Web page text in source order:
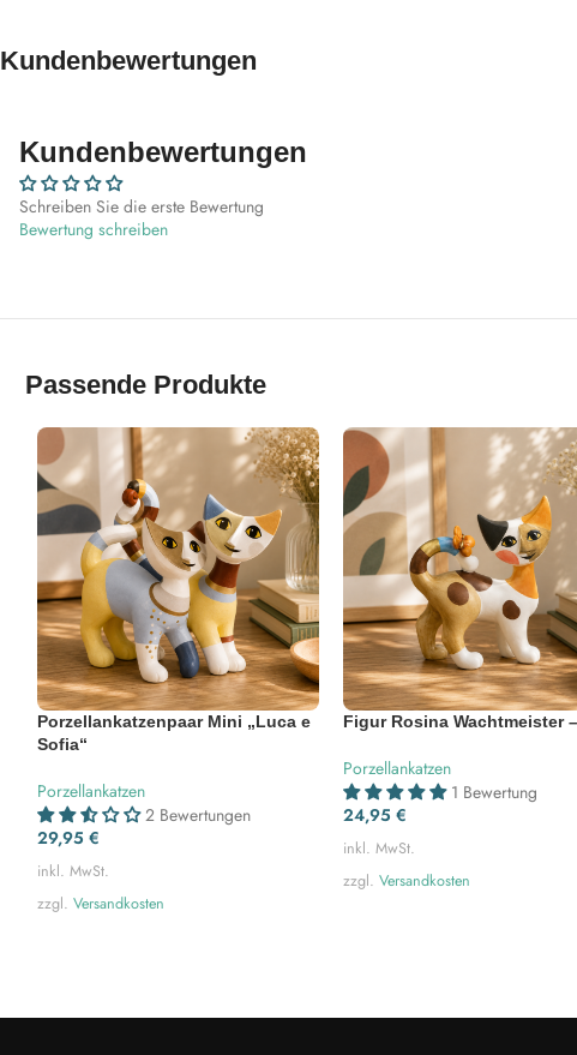
Kundenbewertungen
Kundenbewertungen
Schreiben Sie die erste Bewertung
Bewertung schreiben
Passende Produkte
Porzellankatzenpaar Mini „Luca e
Sofia“
Porzellankatzen
2 Bewertungen
29,95 €
inkl. MwSt.
zzgl. Versandkosten
Figur Rosina Wachtmeister
Porzellankatzen
1 Bewertung
24,95€
inkl. MwSt.
zzgl.Versandkosten